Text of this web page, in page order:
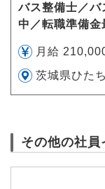
バス整備士／
中／転職準備金
月給
茨城県ひた
その他の社員